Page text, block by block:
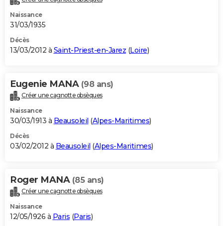
Naissance
31/03/1935
Décès
13/03/2012 à Saint-Priest-en-Jarez (Loire)
Eugenie MANA (98 ans)
Créer une cagnotte obsèques
Naissance
30/03/1913 à Beausoleil (Alpes-Maritimes)
Décès
03/02/2012 à Beausoleil (Alpes-Maritimes)
Roger MANA (85 ans)
Créer une cagnotte obsèques
Naissance
12/05/1926 à Paris (Paris)